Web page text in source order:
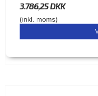
3.786,25 DKK
(inkl. moms)